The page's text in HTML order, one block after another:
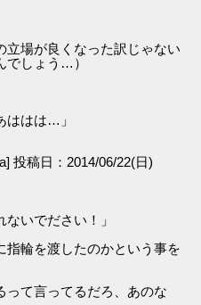
場が良くなった訳じゃない
でしょう…）
ははは…」
投稿日：2014/06/22(日)
いでださい！」
指輪を渡したのかという事を
って言ってるだろ、あのな